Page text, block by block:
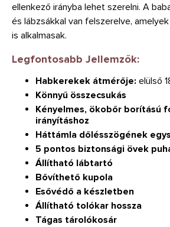
ellenkező irányba lehet szerelni. A
és lábzsákkal van felszerelve,
is alkalmasak.
Legfontosabb Jellemzők:
Habkerekek átmérője: elülső
Könnyű összecsukás
Kényelmes, ökobőr borítású
irányításhoz
Háttámla dőlésszögének
5 pontos biztonsági övek
Állítható lábtartó
Bővíthető kupola
Esővédő a készletben
Állítható tolókar hossza
Tágas tárolókosár